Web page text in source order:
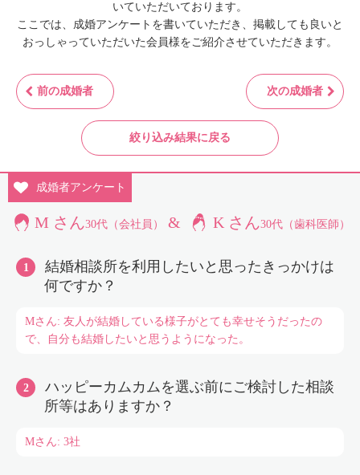
いていただいております。
ここでは、成婚アンケートを書いていただき、掲載しても良いと
おっしゃっていただいた会員様をご紹介させていただきます。
前の成婚者 次の成婚者
絞り込み結果に戻る
成婚者アンケート
M さん30代（会社員） & K さん30代（歯科医師）
結婚相談所を利用したいと思ったきっかけは
何ですか？
Mさん: 友人が結婚している様子がとても幸せそうだったの
で、自分も結婚したいと思うようになった。
ハッピーカムカムを選ぶ前にご検討した相談
所等はありますか？
Mさん: 3社